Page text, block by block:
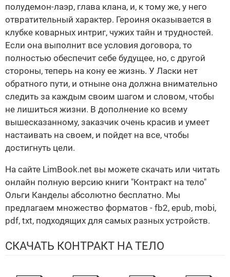
полудемон-лаэр, глава клана, и, к тому же, у него
отвратительный характер. Героиня оказывается в
клубке коварных интриг, чужих тайн и трудностей.
Если она выполнит все условия договора, то
полностью обеспечит себе будущее, но, с другой
стороны, теперь на кону ее жизнь. У Ласки нет
обратного пути, и отныне она должна внимательно
следить за каждым своим шагом и словом, чтобы
не лишиться жизни. В дополнение ко всему
вышесказанному, заказчик очень красив и умеет
настаивать на своем, и пойдет на все, чтобы
достигнуть цели.
На сайте LimBook.net вы можете скачать или читать
онлайн полную версию книги "Контракт на тело"
Ольги Канделы абсолютно бесплатно. Мы
предлагаем множество форматов - fb2, epub, mobi,
pdf, txt, подходящих для самых разных устройств.
СКАЧАТЬ КОНТРАКТ НА ТЕЛО